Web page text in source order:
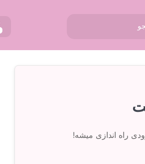
راه اندازی میشه!